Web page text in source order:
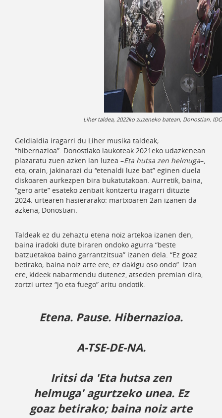
Liher taldea, 2022ko zuzeneko batean, Donostian.
Geldialdia iragarri du Liher musika taldeak;
“hibernazioa”. Donostiako laukoteak 2021eko udazkenean
plazaratu zuen azken lan luzea –Eta hutsa zen helmuga–,
eta, orain, jakinarazi du “etenaldi luze bat” eginen duela
diskoaren aurkezpen bira bukatutakoan. Aurretik, baina,
“gero arte” esateko zenbait kontzertu iragarri dituzte
2024. urtearen hasierarako: martxoaren 2an izanen da
azkena, Donostian.
Taldeak ez du zehaztu etena noiz artekoa izanen den,
baina iradoki dute biraren ondoko agurra “beste
batzuetakoa baino garrantzitsua” izanen dela. “Ez goaz
betirako; baina noiz arte ere, ez dakigu oso ondo”. Izan
ere, kideek nabarmendu dutenez, atseden premian dira,
zortzi urtez “jo eta fuego” aritu ondotik.
Etena. Pause. Hibernazioa.
A-TSE-DE-NA.
Iritsi da 'Eta hutsa zen
helmuga' agurtzeko unea. Ez
goaz betirako; baina noiz arte